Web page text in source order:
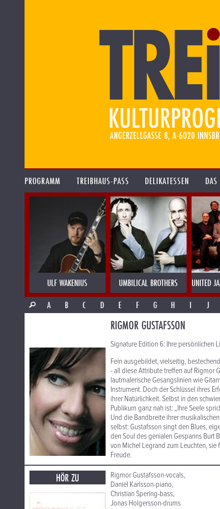
PROGRAMM TREIBHAUS-PASS DELIKATESSEN
ULF WAKENIUS UMBILICAL BROTHERS
UNITED
A
B C D E F G H I J
RIGMOR GUSTAFSSON
Signature Edition 6: Ihre persönlichen
Fein ausgebildet, vielseitig,
- all diese Attribute treffen auf Rigmor
lautmalerische Gesangslinien wie
Instrument. Doch der Schlüssel ihres
ihrer Natürlichkeit. Selbst in den
Publikum ganz nah ist: „Ihre Seele
Und die Bandbreite ihrer
selbst: Gustafsson singt den Blues,
den Soul des genialen Gespanns Burt
von Michel Legrand zum Leuchten,
Freude.
HÖR ZU
Rigmor Gustafsson-vocals,
Daniel Karlsson-piano,
Christian Spering-bass,
Jonas Holgersson-drums